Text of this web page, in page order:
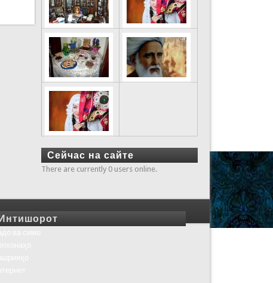
Сейчас на сайте
There are currently 0 users online.